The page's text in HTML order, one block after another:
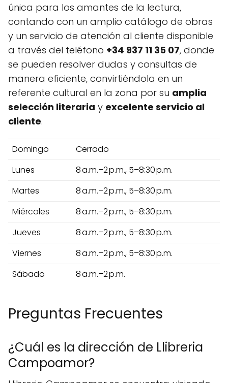
única para los amantes de la lectura,
contando con un amplio catálogo de obras
y un servicio de atención al cliente disponible
a través del teléfono +34 937 11 35 07, donde
se pueden resolver dudas y consultas de
manera eficiente, convirtiéndola en un
referente cultural en la zona por su amplia
selección literaria y excelente servicio al
cliente.
Domingo
Cerrado
Lunes
8 a.m.–2 p.m., 5–8:30 p.m.
Martes
8 a.m.–2 p.m., 5–8:30 p.m.
Miércoles
8 a.m.–2 p.m., 5–8:30 p.m.
Jueves
8 a.m.–2 p.m., 5–8:30 p.m.
Viernes
8 a.m.–2 p.m., 5–8:30 p.m.
Sábado
8 a.m.–2 p.m.
Preguntas Frecuentes
¿Cuál es la dirección de Llibreria
Campoamor?